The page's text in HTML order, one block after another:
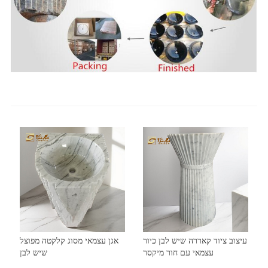
אגן עצמאי מסוג קלקטה מפוצל
שיש לבן
עיצוב ציוד קאררה שיש לבן כיור
עצמאי עם חור מיקסר